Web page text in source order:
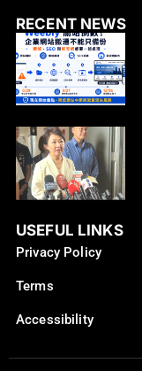
RECENT NEWS
USEFUL LINKS
Privacy Policy
Terms
Accessibility